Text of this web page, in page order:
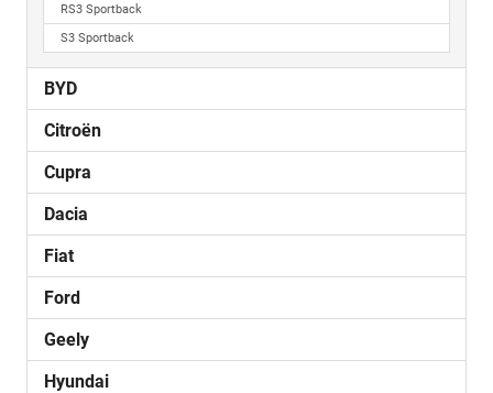
RS3 Sportback
S3 Sportback
BYD
Citroën
Cupra
Dacia
Fiat
Ford
Geely
Hyundai